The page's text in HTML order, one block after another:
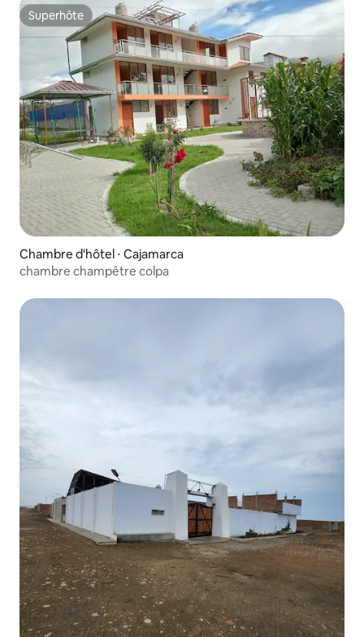
Superhôte
Superhôte
Chambre d'hôtel ⋅ Cajamarca
chambre champêtre colpa